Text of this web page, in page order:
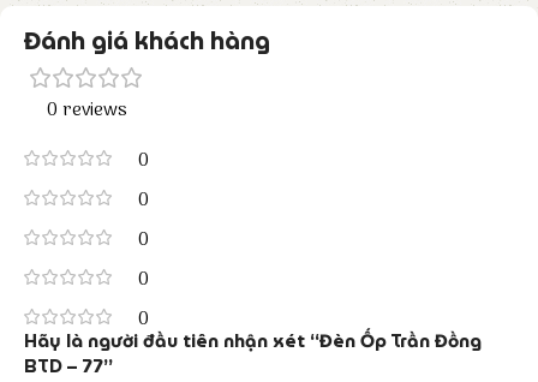
Đánh giá khách hàng
0 reviews
0
0
0
0
0
Hãy là người đầu tiên nhận xét “Đèn Ốp Trần Đồng
BTD – 77”